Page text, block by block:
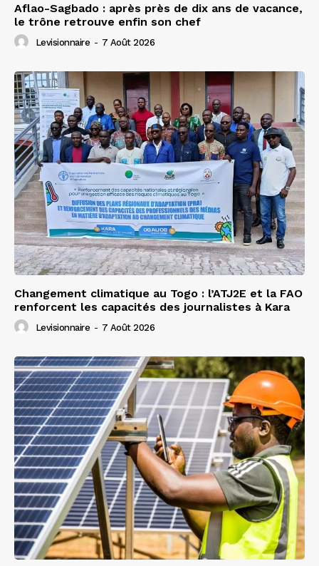
Aflao-Sagbado : après près de dix ans de vacance,
le trône retrouve enfin son chef
Levisionnaire - 7 Août 2026
Changement climatique au Togo : l’ATJ2E et la FAO
renforcent les capacités des journalistes à Kara
Levisionnaire - 7 Août 2026